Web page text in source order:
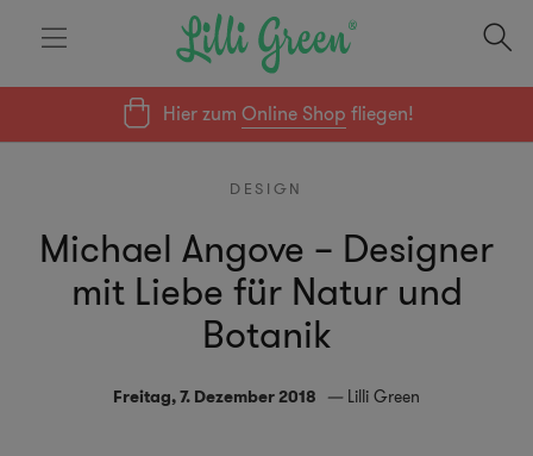
Hier zumOnline Shop fliegen!
DESIGN
Michael Angove – Designer
mit Liebe für Natur und
Botanik
Freitag, 7. Dezember 2018 Lilli Green